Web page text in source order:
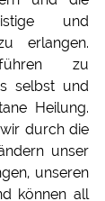
und
erlangen.
zu
selbst und
Heilung.
durch die
unser
unseren
können all